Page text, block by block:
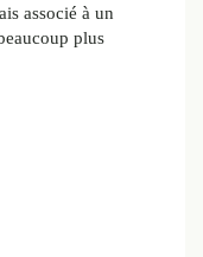
associé à un
plus